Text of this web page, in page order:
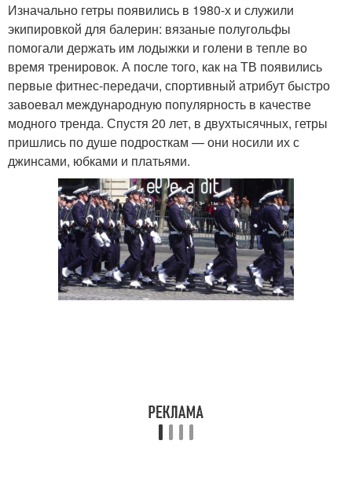
Изначально гетры появились в 1980-х и служили
экипировкой для балерин: вязаные полугольфы
помогали держать им лодыжки и голени в тепле во
время тренировок. А после того, как на ТВ появились
первые фитнес-передачи, спортивный атрибут быстро
завоевал международную популярность в качестве
модного тренда. Спустя 20 лет, в двухтысячных, гетры
пришлись по душе подросткам — они носили их с
джинсами, юбками и платьями.